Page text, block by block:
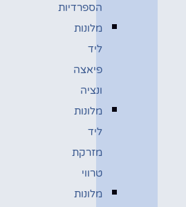
הספרדיות
מלונות
ליד
פיאצה
ונציה
מלונות
ליד
מזרקת
טרווי
מלונות